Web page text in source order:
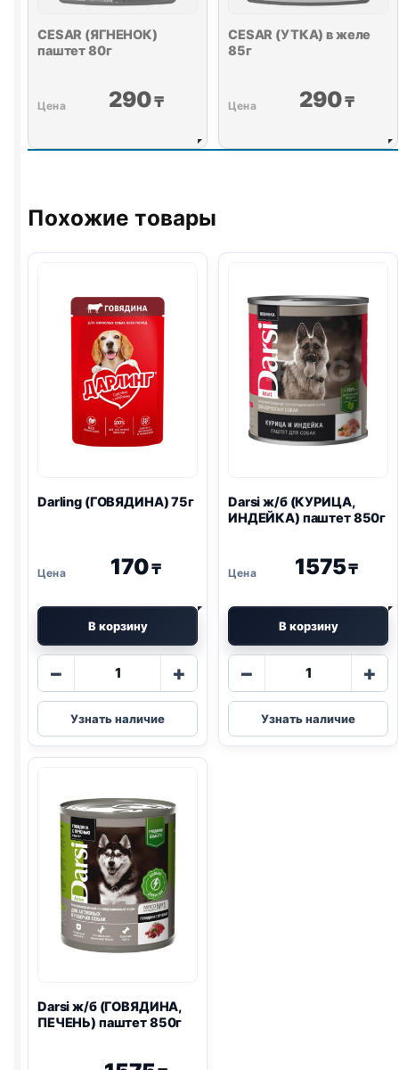
CESAR (ЯГНЕНОК)
паштет 80г
290₸
CESAR (УТКА) в желе
85г
290₸
Похожие товары
Darling (ГОВЯДИНА) 75г
170₸
В корзину
−
Количество
Darling
(ГОВЯДИНА)
75г
+
Узнать наличие
Darsi ж/б (КУРИЦА,
ИНДЕЙКА) паштет 850г
1575₸
В корзину
−
Количество
Darsi
ж/
б
+
Узнать наличие
Darsi ж/б (ГОВЯДИНА,
ПЕЧЕНЬ) паштет 850г